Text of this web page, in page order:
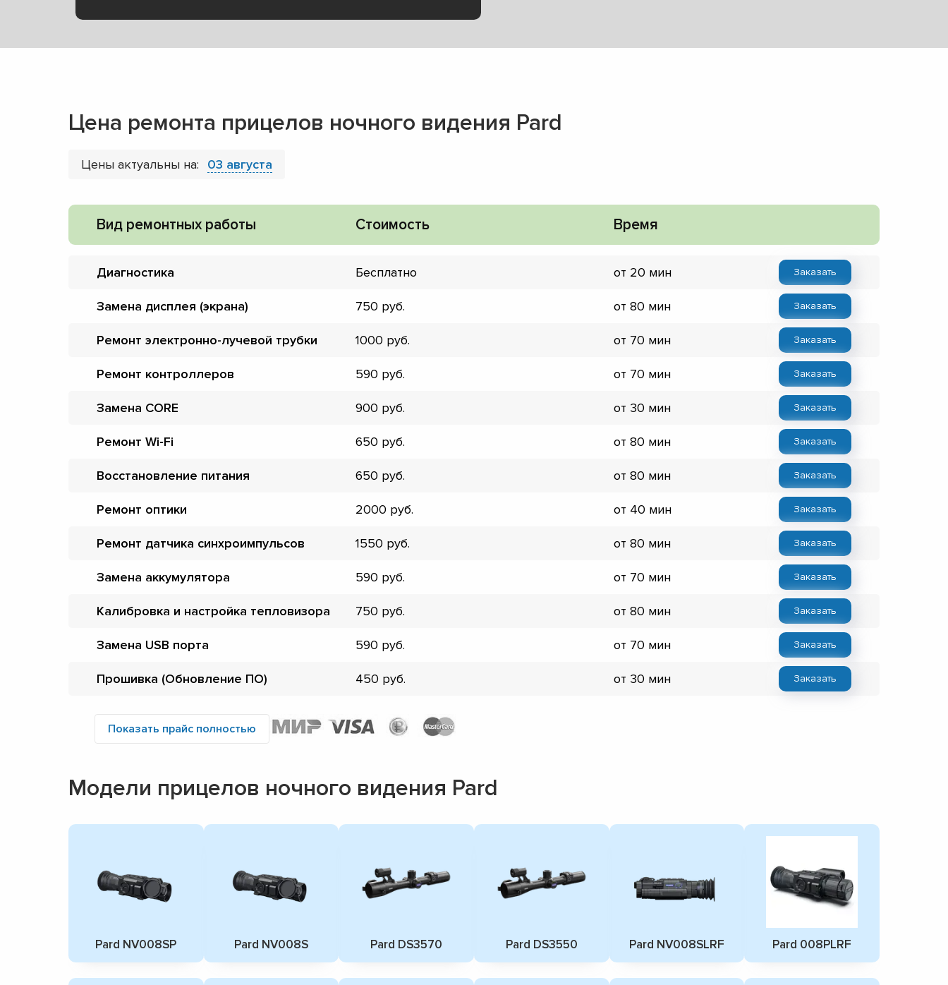
Цена ремонта прицелов ночного видения Pard
Цены актуальны на: 03 августа
Вид ремонтных работы Стоимость Время
Диагностика Бесплатно от 20 мин Заказать
Замена дисплея (экрана) 750 от 80 мин Заказать
Ремонт электронно-лучевой трубки 1000 от 70 мин Заказать
Ремонт контроллеров 590 от 70 мин Заказать
Замена CORE 900 от 30 мин Заказать
Ремонт Wi-Fi 650 от 80 мин Заказать
Восстановление питания 650 от 80 мин Заказать
Ремонт оптики 2000 от 40 мин Заказать
Ремонт датчика синхроимпульсов 1550 от 80 мин Заказать
Замена аккумулятора 590 от 70 мин Заказать
Калибровка и настройка тепловизора 750 от 80 мин Заказать
Замена USB порта 590 от 70 мин Заказать
Прошивка (Обновление ПО) 450 от 30 мин Заказать
Показать прайс полностью
Модели прицелов ночного видения Pard
Pard NV008SP Pard NV008S Pard DS3570 Pard DS3550 Pard NV008SLRF Pard 008PLRF